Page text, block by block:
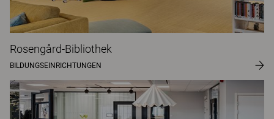
Rosengård-Bibliothek
BILDUNGSEINRICHTUNGEN